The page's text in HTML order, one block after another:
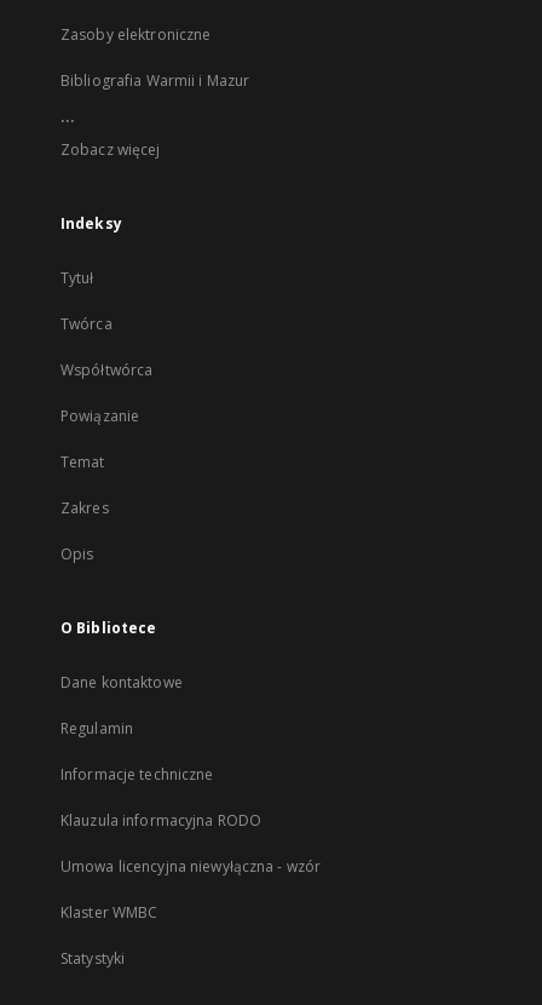
Zasoby elektroniczne
Bibliografia Warmii i Mazur
...
Zobacz więcej
Indeksy
Tytuł
Twórca
Współtwórca
Powiązanie
Temat
Zakres
Opis
O Bibliotece
Dane kontaktowe
Regulamin
Informacje techniczne
Klauzula informacyjna RODO
Umowa licencyjna niewyłączna - wzór
Klaster WMBC
Statystyki